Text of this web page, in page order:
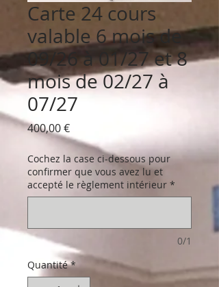
Carte 24 cours
valable 6 mois de
09/26 à 01/27 et 8
mois de 02/27 à
07/27
400,00 €Prix
Cochez la case ci-dessous pour
confirmer que vous avez lu et
accepté le règlement intérieur *
0/1
Quantité *